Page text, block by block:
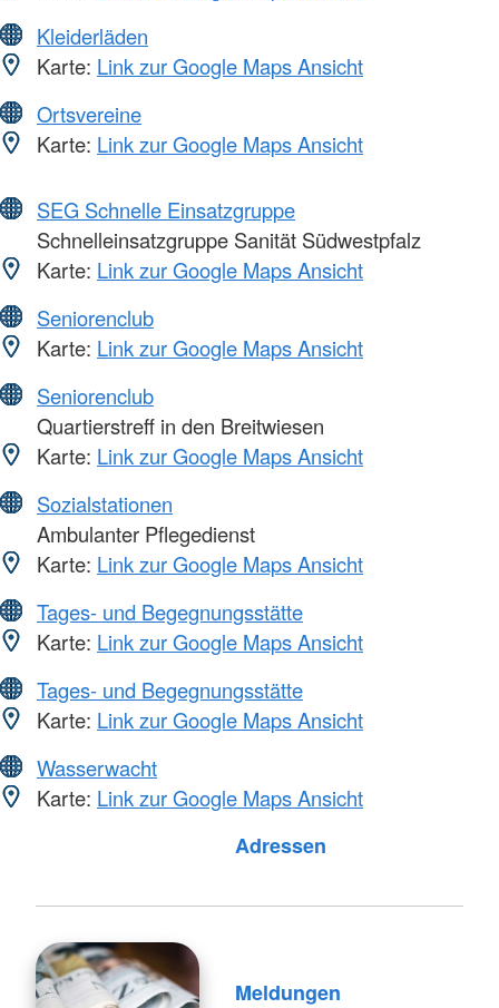
Kleiderläden
Karte: Link zur Google Maps Ansicht
Ortsvereine
Karte: Link zur Google Maps Ansicht
SEG Schnelle Einsatzgruppe
Schnelleinsatzgruppe Sanität Südwestpfalz
Karte: Link zur Google Maps Ansicht
Seniorenclub
Karte: Link zur Google Maps Ansicht
Seniorenclub
Quartierstreff in den Breitwiesen
Karte: Link zur Google Maps Ansicht
Sozialstationen
Ambulanter Pflegedienst
Karte: Link zur Google Maps Ansicht
Tages- und Begegnungsstätte
Karte: Link zur Google Maps Ansicht
Tages- und Begegnungsstätte
Karte: Link zur Google Maps Ansicht
Wasserwacht
Karte: Link zur Google Maps Ansicht
Adressen
Meldungen